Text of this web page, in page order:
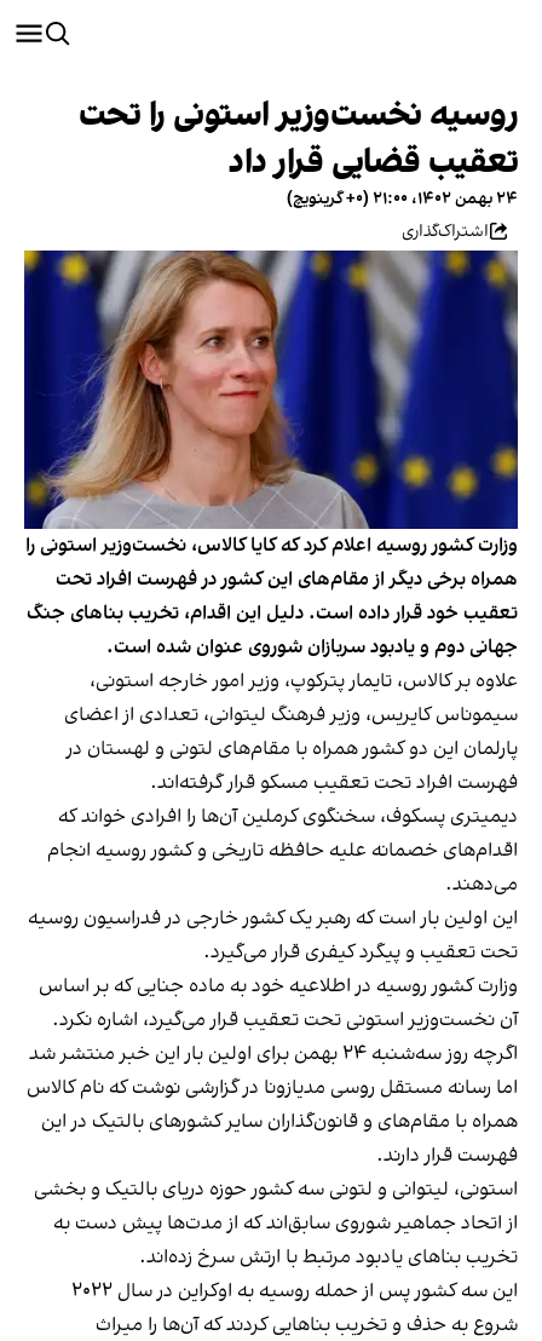
روسیه نخست‌وزیر استونی را تحت
تعقیب قضایی قرار داد
۲۴ بهمن ۱۴۰۲، ۲۱:۰۰ (‎+۰ گرینویچ)
اشتراک‌گذاری
وزارت کشور روسیه اعلام کرد که کایا کالاس، نخست‌وزیر استونی را
همراه برخی دیگر از مقام‌های این کشور در فهرست افراد تحت
تعقیب خود قرار داده است. دلیل این اقدام، تخریب بناهای جنگ
جهانی دوم و یادبود سربازان شوروی عنوان شده است.
علاوه بر کالاس، تایمار پترکوپ،‌ وزیر امور خارجه استونی،
سیموناس کایریس،‌ وزیر فرهنگ لیتوانی، تعدادی از اعضای
پارلمان این دو کشور همراه با مقام‌های لتونی و لهستان در
فهرست افراد تحت تعقیب مسکو قرار گرفته‌اند.
دیمیتری پسکوف، سخنگوی کرملین آن‌ها را افرادی خواند که
اقدام‌های خصمانه علیه حافظه تاریخی و کشور روسیه انجام
می‌دهند.
این اولین بار است که رهبر یک کشور خارجی در فدراسیون روسیه
تحت تعقیب و پیگرد کیفری قرار می‌گیرد.
وزارت کشور روسیه در اطلاعیه خود به ماده جنایی که بر اساس
آن نخست‌وزیر استونی تحت تعقیب قرار می‌گیرد، اشاره نکرد.
اگرچه روز سه‌شنبه ۲۴ بهمن برای اولین بار این خبر منتشر شد
اما رسانه مستقل روسی مدیازونا در گزارشی نوشت که نام کالاس
همراه با مقام‌های و قانون‌گذاران سایر کشورهای بالتیک در این
فهرست قرار دارند.
استونی، لیتوانی و لتونی سه کشور حوزه دریای بالتیک و بخشی
از اتحاد جماهیر شوروی سابق‌اند که از مدت‌ها پیش دست به
تخریب بناهای یادبود مرتبط با ارتش سرخ زده‌اند.
این سه کشور پس از حمله روسیه به اوکراین در سال ۲۰۲۲
شروع به حذف و تخریب بناهایی کردند که آن‌ها را میراث